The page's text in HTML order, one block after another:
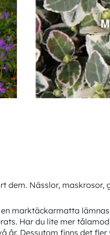
Nässlor, maskrosor,
marktäckarmatta
Har du lite mer
år. Dessutom finns det